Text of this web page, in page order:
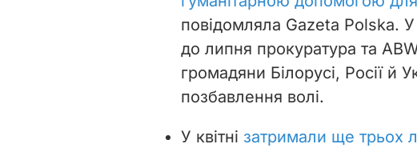
повідомляла Gazeta Polska. У
до липня прокуратура та
громадяни Білорусі, Росії й
позбавлення волі.
У квітні затримали ще трьох